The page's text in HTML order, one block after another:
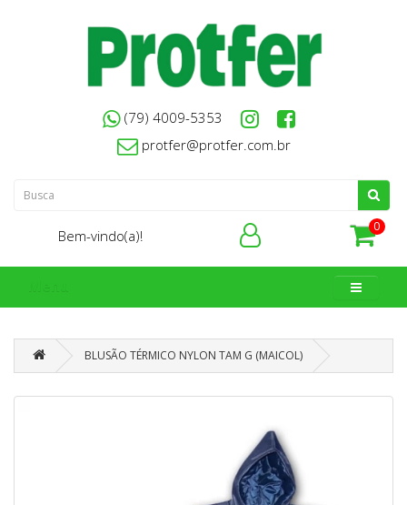
(79) 4009-5353
protfer@protfer.com.br
Bem-vindo(a)!
0
BLUSÃO TÉRMICO NYLON TAM G (MAICOL)